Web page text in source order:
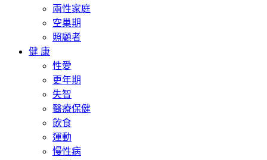
兩性家庭
空巢期
照顧者
健 康
性愛
更年期
失智
醫療保健
飲食
運動
慢性病